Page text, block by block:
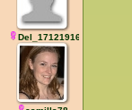
Del_171219165700